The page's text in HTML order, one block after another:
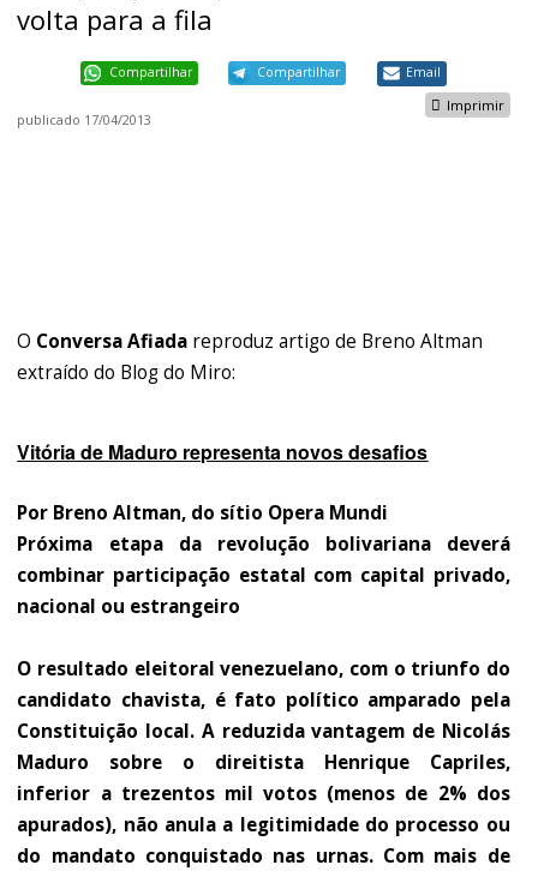
volta para a fila
Compartilhar Compartilhar Email
Imprimir
publicado 17/04/2013
O Conversa Afiada reproduz artigo de Breno Altman
extraído do Blog do Miro:
Vitória de Maduro representa novos desafios
Por Breno Altman, do sítio Opera Mundi
Próxima etapa da revolução bolivariana deverá
combinar participação estatal com capital privado,
nacional ou estrangeiro
O resultado eleitoral venezuelano, com o triunfo do
candidato chavista, é fato político amparado pela
Constituição local. A reduzida vantagem de Nicolás
Maduro sobre o direitista Henrique Capriles,
inferior a trezentos mil votos (menos de 2% dos
apurados), não anula a legitimidade do processo ou
do mandato conquistado nas urnas. Com mais de